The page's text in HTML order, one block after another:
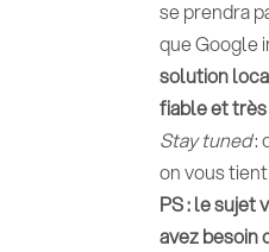
se prendra
que Google
solution
fiable et
Stay tuned:
on vous
PS : le sujet
avez besoin